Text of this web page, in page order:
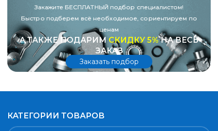
Закажите БЕСПЛАТНЫЙ подбор специалистом!
Быстро подберем всё необходимое, сориентируем по
ценам
А ТАКЖЕ ПОДАРИМ СКИДКУ 5%НА ВЕСЬ
ЗАКАЗ
Заказать подбор
КАТЕГОРИИ ТОВАРОВ